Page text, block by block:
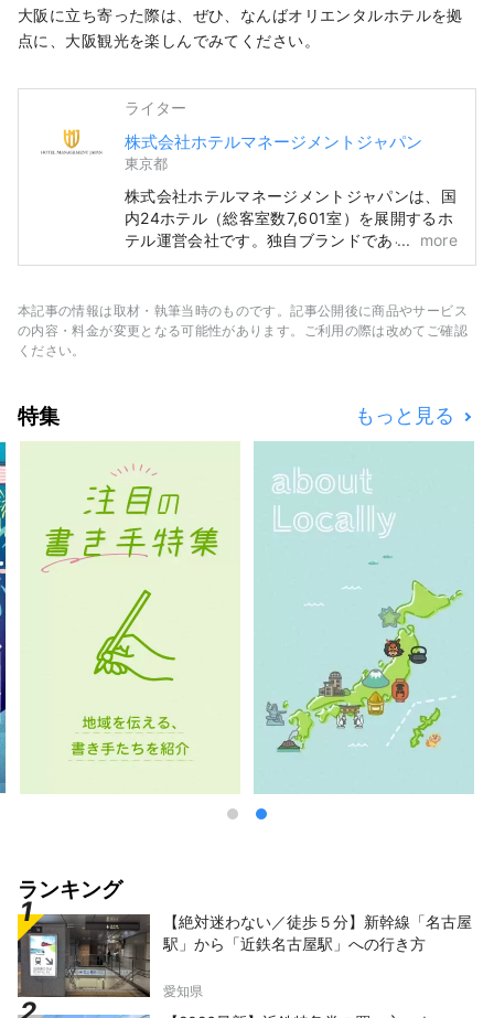
大阪に立ち寄った際は、ぜひ、なんばオリエンタルホテルを拠
点に、大阪観光を楽しんでみてください。
ライター
株式会社ホテルマネージメントジャパン
東京都
株式会社ホテルマネージメントジャパンは、国
内24ホテル（総客室数7,601室）を展開するホ
テル運営会社です。独自ブランドである「オリ
エンタルホテル」と「ホテル オリエンタル エ
トン」、「ホテル日航」など多様なホテル経営
及び運営を行っています。
more
本記事の情報は取材・執筆当時のものです。記事公開後に商品やサービス
の内容・料金が変更となる可能性があります。ご利用の際は改めてご確認
ください。
特集 もっと見る
ランキング
【絶対迷わない／徒歩５分】新幹線「名古屋
駅」から「近鉄名古屋駅」への行き方
愛知県